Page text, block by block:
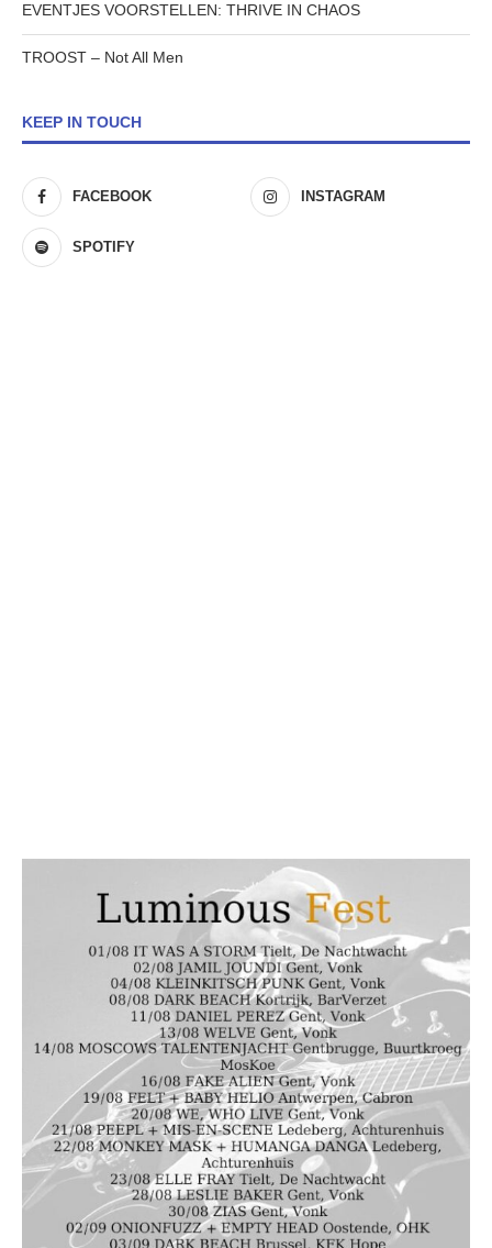
EVENTJES VOORSTELLEN: THRIVE IN CHAOS
TROOST – Not All Men
KEEP IN TOUCH
FACEBOOK INSTAGRAM
SPOTIFY